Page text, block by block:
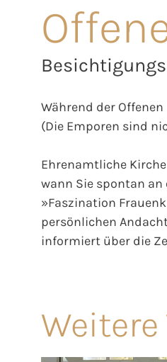
Während der
(Die Emporen sind
Ehrenamtliche
wann Sie spontan
»Faszination
persönlichen
informiert über die